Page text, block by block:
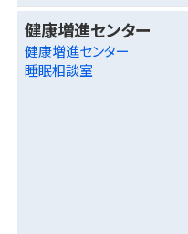
健康増進センター
健康増進センター
睡眠相談室